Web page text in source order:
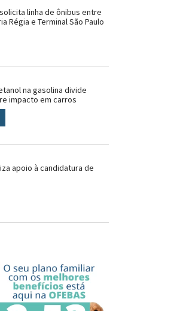
linha de ônibus entre
Régia e Terminal São Paulo
na gasolina divide
impacto em carros
apoio à candidatura de